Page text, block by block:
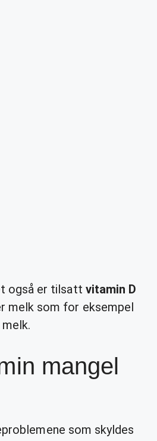
også er tilsatt vitamin D
melk som for eksempel
mangel
som skyldes